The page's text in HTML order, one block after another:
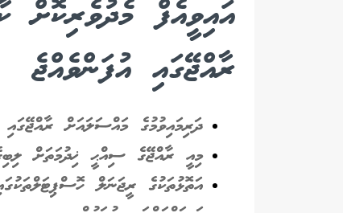
ރާއްޖޭގައި އުފަންވެއްޖެ
ދަރިމައިވުމުގެ މައްސަލައަށް
މިއީ ރާއްޖޭގެ ސިއްޙީ ޚިދުމަތަށް
އަތޮޅުތަކުގެ ރީޖަނަލް